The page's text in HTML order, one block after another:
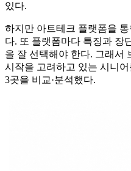
있다.
하지만 아트테크 플랫폼을
다. 또 플랫폼마다 특징과 장
을 잘 선택해야 한다. 그래서
시작을 고려하고 있는 시니
3곳을 비교·분석했다.